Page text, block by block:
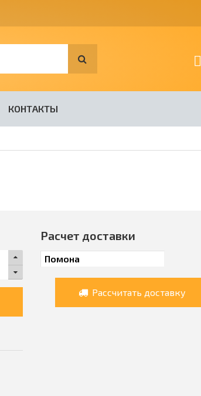
КОНТАКТЫ
Расчет доставки
Рассчитать доставку